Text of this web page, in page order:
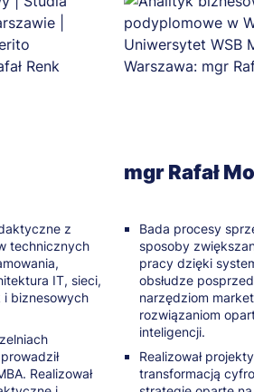
z
technicznych
IT, sieci,
i biznesowych
Realizował
mgr Rafał
Bada procesy
sposoby
pracy dzięki
obsłudze
narzędziom
rozwiązaniom
inteligencji.
Realizował
transformacją